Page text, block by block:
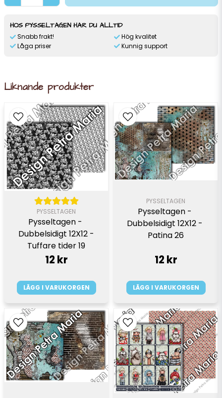
HOS PYSSELTAGEN HAR DU ALLTID
Snabb frakt!
Låga priser
Hög kvalitet
Kunnig support
Liknande produkter
PYSSELTAGEN
Pysseltagen -
Dubbelsidigt 12X12 -
Tuffare tider 19
12 kr
LÄGG I VARUKORGEN
PYSSELTAGEN
Pysseltagen -
Dubbelsidigt 12X12 -
Patina 26
12 kr
LÄGG I VARUKORGEN